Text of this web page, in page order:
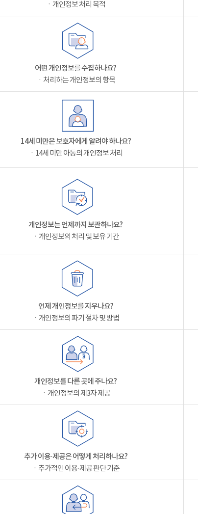
ㆍ개인정보 처리 목적
어떤 개인정보를 수집하나요?
ㆍ처리하는 개인정보의 항목
14세 미만은 보호자에게 알려야 하나요?
ㆍ14세 미만 아동의 개인정보 처리
개인정보는 언제까지 보관하나요?
ㆍ개인정보의 처리 및 보유 기간
언제 개인정보를 지우나요?
ㆍ개인정보의 파기 절차 및 방법
개인정보를 다른 곳에 주나요?
ㆍ개인정보의 제3자 제공
추가 이용·제공은 어떻게 처리하나요?
ㆍ추가적인 이용·제공 판단 기준